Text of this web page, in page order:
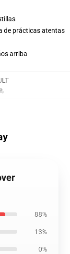
de prácticas atentas
arriba
,
88%
13%
0%